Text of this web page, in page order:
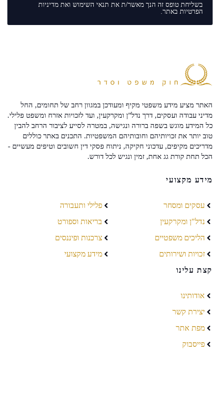
בשליחת טופס זה הנך מאשר/ת את תנאי השימוש ואת מדיניות
הפרטיות באתר.
האתר מציע מידע משפטי מקיף ומעודכן במגוון רחב של תחומים, החל
מדיני עבודה ועסקים, דרך נדל"ן ומקרקעין, ועד לזכויות אזרח ומשפט פלילי.
כל המידע מוגש בשפה ברורה ונגישה, במטרה לסייע לציבור הרחב להבין
טוב יותר את זכויותיהם וחובותיהם המשפטיות. התכנים באתר כוללים
מדריכים מקיפים, עדכוני חקיקה, ניתוח פסקי דין חשובים וטיפים מעשיים -
הכל תחת קורת גג אחת, זמין ונגיש לכל דורש.
מידע מקצועי
עסקים ומסחר
נדל"ן ומקרקעין
הליכים משפטיים
זכויות ושירותים
פלילי ותעבורה
בריאות וספורט
צרכנות ופיננסים
מידע מקצועי
קצת עלינו
אודותינו
יצירת קשר
מפת אתר
פייסבוק